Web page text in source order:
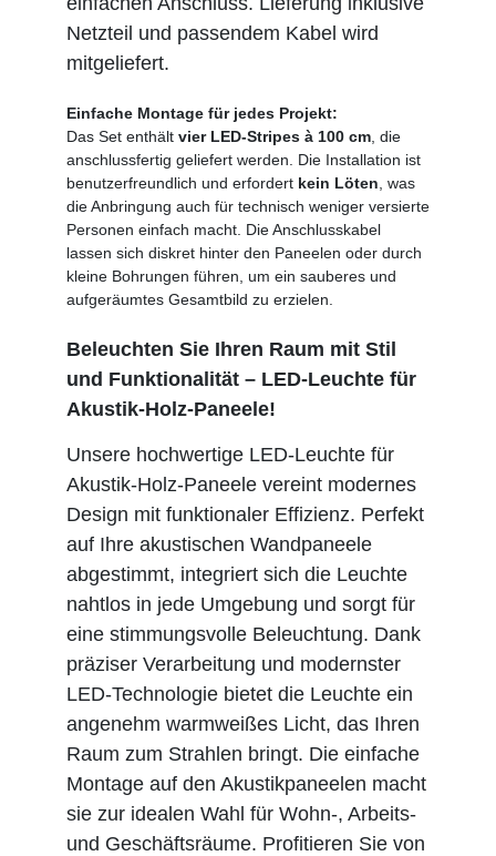
Netzteil und passendem Kabel wird
mitgeliefert.
Einfache Montage für jedes Projekt:
Das Set enthält vier LED-Stripes à 100 cm, die
anschlussfertig geliefert werden. Die Installation ist
benutzerfreundlich und erfordert kein Löten , was
die Anbringung auch für technisch weniger versierte
Personen einfach macht. Die Anschlusskabel
lassen sich diskret hinter den Paneelen oder durch
kleine Bohrungen führen, um ein sauberes und
aufgeräumtes Gesamtbild zu erzielen.
Beleuchten Sie Ihren Raum mit Stil
und Funktionalität – LED-Leuchte für
Akustik-Holz-Paneele!
Unsere hochwertige LED-Leuchte für
Akustik-Holz-Paneele vereint modernes
Design mit funktionaler Effizienz. Perfekt
auf Ihre akustischen Wandpaneele
abgestimmt, integriert sich die Leuchte
nahtlos in jede Umgebung und sorgt für
eine stimmungsvolle Beleuchtung. Dank
präziser Verarbeitung und modernster
LED-Technologie bietet die Leuchte ein
angenehm warmweißes Licht, das Ihren
Raum zum Strahlen bringt. Die einfache
Montage auf den Akustikpaneelen macht
sie zur idealen Wahl für Wohn-, Arbeits-
und Geschäftsräume. Profitieren Sie von